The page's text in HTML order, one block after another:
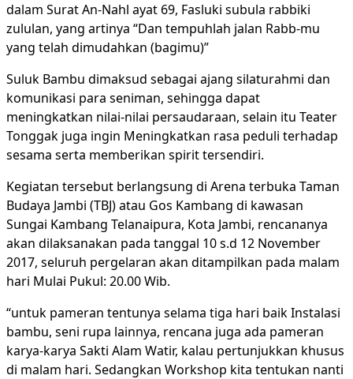
dalam Surat An-Nahl ayat 69, Fasluki subula rabbiki
zululan, yang artinya “Dan tempuhlah jalan Rabb-mu
yang telah dimudahkan (bagimu)”
Suluk Bambu dimaksud sebagai ajang silaturahmi dan
komunikasi para seniman, sehingga dapat
meningkatkan nilai-nilai persaudaraan, selain itu Teater
Tonggak juga ingin Meningkatkan rasa peduli terhadap
sesama serta memberikan spirit tersendiri.
Kegiatan tersebut berlangsung di Arena terbuka Taman
Budaya Jambi (TBJ) atau Gos Kambang di kawasan
Sungai Kambang Telanaipura, Kota Jambi, rencananya
akan dilaksanakan pada tanggal 10 s.d 12 November
2017, seluruh pergelaran akan ditampilkan pada malam
hari Mulai Pukul: 20.00 Wib.
“untuk pameran tentunya selama tiga hari baik Instalasi
bambu, seni rupa lainnya, rencana juga ada pameran
karya-karya Sakti Alam Watir, kalau pertunjukkan khusus
di malam hari. Sedangkan Workshop kita tentukan nanti